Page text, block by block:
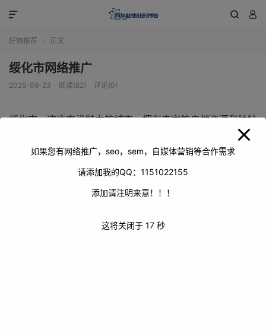
 

好物推荐 正文
绥化市网络推广
2025-09-23 阅读(82) 评论(0)
绥化市，这座充满魅力的城市，拥有丰富的自然资源和独特
的人文景观。在当今数字化时代，网络推广对于绥化市的发
展至关重要。通过网络推广，可以让更多人了解绥化的特色
产业、旅游景点、文化底蕴等，吸引投资、促进旅游、推动
如果您有网络推广，seo，sem，自媒体营销等合作需求
请添加我的QQ：1151022155
添加请注明来意！！！
这将关闭于 17秒